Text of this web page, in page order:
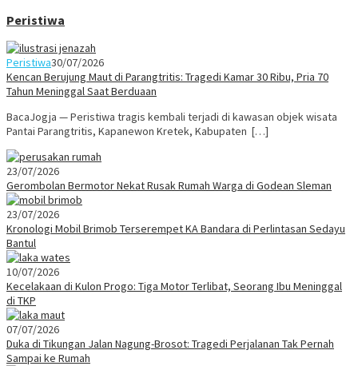
Peristiwa
Peristiwa30/07/2026
Kencan Berujung Maut di Parangtritis: Tragedi Kamar 30 Ribu, Pria 70
Tahun Meninggal Saat Berduaan
BacaJogja — Peristiwa tragis kembali terjadi di kawasan objek wisata
Pantai Parangtritis, Kapanewon Kretek, Kabupaten […]
23/07/2026
Gerombolan Bermotor Nekat Rusak Rumah Warga di Godean Sleman
23/07/2026
Kronologi Mobil Brimob Terserempet KA Bandara di Perlintasan Sedayu
Bantul
10/07/2026
Kecelakaan di Kulon Progo: Tiga Motor Terlibat, Seorang Ibu Meninggal
di TKP
07/07/2026
Duka di Tikungan Jalan Nagung-Brosot: Tragedi Perjalanan Tak Pernah
Sampai ke Rumah